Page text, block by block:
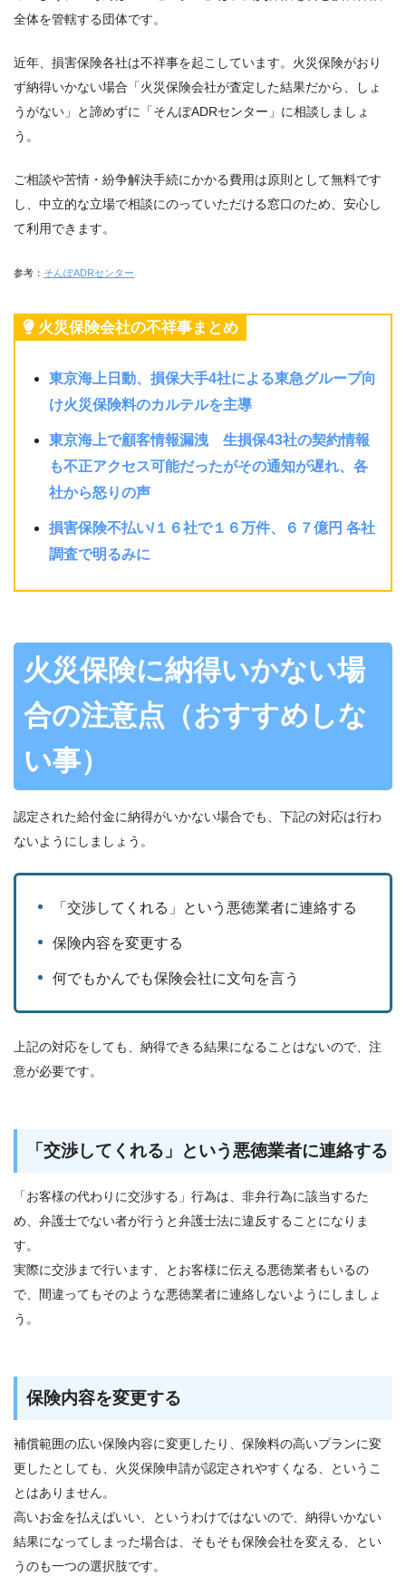
全体を管轄する団体です。
近年、損害保険各社は不祥事を起こしています。火災保険がおり
ず納得いかない場合「火災保険会社が査定した結果だから、しょ
うがない」と諦めずに「そんぽADRセンター」に相談しましょ
う。
ご相談や苦情・紛争解決手続にかかる費用は原則として無料です
し、中立的な立場で相談にのっていただける窓口のため、安心し
て利用できます。
参考： そんぽADRセンター
火災保険会社の不祥事まとめ
東京海上日動、損保大手4社による東急グループ向
け火災保険料のカルテルを主導
東京海上で顧客情報漏洩 生損保43社の契約情報
も不正アクセス可能だったがその通知が遅れ、各
社から怒りの声
損害保険不払い/１６社で１６万件、６７億円 各社
調査で明るみに
火災保険に納得いかない場
合の注意点（おすすめしな
い事）
認定された給付金に納得がいかない場合でも、下記の対応は行わ
ないようにしましょう。
「交渉してくれる」という悪徳業者に連絡する
保険内容を変更する
何でもかんでも保険会社に文句を言う
上記の対応をしても、納得できる結果になることはないので、注
意が必要です。
「交渉してくれる」という悪徳業者に連絡する
「お客様の代わりに交渉する」行為は、非弁行為に該当するた
め、弁護士でない者が行うと弁護士法に違反することになりま
す。
実際に交渉まで行います、とお客様に伝える悪徳業者もいるの
で、間違ってもそのような悪徳業者に連絡しないようにしましょ
う。
保険内容を変更する
補償範囲の広い保険内容に変更したり、保険料の高いプランに変
更したとしても、火災保険申請が認定されやすくなる、というこ
とはありません。
高いお金を払えばいい、というわけではないので、納得いかない
結果になってしまった場合は、そもそも保険会社を変える、とい
うのも一つの選択肢です。